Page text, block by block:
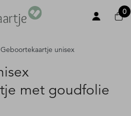
0
Geboortekaartje unisex
met goudfolie